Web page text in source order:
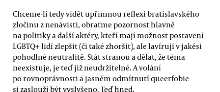
Chceme-li tedy vidět upřímnou reflexi bratislavského
zločinu z nenávisti, obraťme pozornost hlavně
na politiky a další aktéry, kteří mají možnost postavení
LGBTQ+ lidí zlepšit (či také zhoršit), ale lavírují v jakési
pohodlné neutralitě. Stát stranou a dělat, že téma
neexistuje, je teď již neudržitelné. A volání
po rovnoprávnosti a jasném odmítnutí queerfobie
si zaslouží být vyslyšeno. Teď hned.